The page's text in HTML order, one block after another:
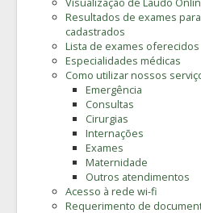
Resultados de exames
cadastrados
Lista de exames oferecidos
Especialidades médicas
Como utilizar nossos
Emergência
Consultas
Cirurgias
Internações
Exames
Maternidade
Outros atendimentos
Acesso à rede wi-fi
Requerimento de